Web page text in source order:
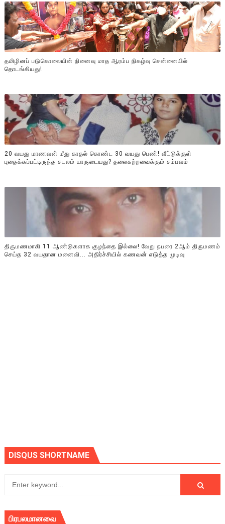
தமிழினப் படுகொலையின் நினைவு மாத ஆரம்ப நிகழ்வு சென்னையில்
தொடங்கியது!
20 வயது மாணவன் மீது காதல் கொண்ட 30 வயது பெண்! வீட்டுக்குள்
புதைக்கப்பட்டிருந்த சடலம் யாருடையது? தலைசுற்றவைக்கும் சம்பவம்
திருமணமாகி 11 ஆண்டுகளாக குழந்தை இல்லை! வேறு நபரை 2ஆம் திருமணம்
செய்த 32 வயதான மனைவி... அதிர்ச்சியில் கணவன் எடுத்த முடிவு
DISQUS SHORTNAME
பிரபலமானவை